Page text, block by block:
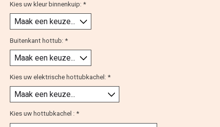
Kies uw kleur binnenkuip: *
Buitenkant hottub: *
Kies uw elektrische hottubkachel: *
Kies uw hottubkachel : *